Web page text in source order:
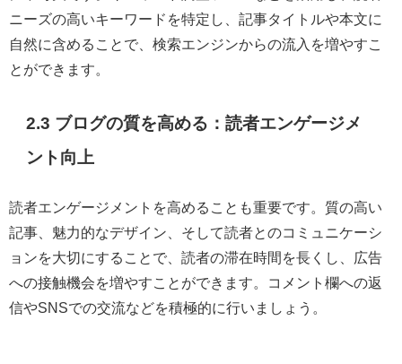
ニーズの高いキーワードを特定し、記事タイトルや本文に
自然に含めることで、検索エンジンからの流入を増やすこ
とができます。
2.3 ブログの質を高める：読者エンゲージメ
ント向上
読者エンゲージメントを高めることも重要です。質の高い
記事、魅力的なデザイン、そして読者とのコミュニケーシ
ョンを大切にすることで、読者の滞在時間を長くし、広告
への接触機会を増やすことができます。コメント欄への返
信やSNSでの交流などを積極的に行いましょう。